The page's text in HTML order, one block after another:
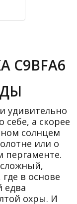
удивительно
а скорее
солнцем
или о
пергаменте.
в основе
едва
охры. И